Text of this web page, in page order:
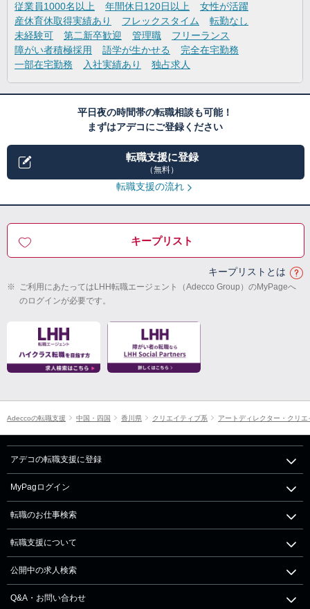
従業員1000名以上
年間休日120日以上
女性が活躍
産休育休取得実績あり
フレックスタイム
転勤なし
未経験可
第二新卒歓迎 管理職
フリーランス
障がい者積極採用
語学が生かせる
完全在宅勤務
一部在宅勤務
入社実績あり 独占求人
平日夜の時間帯の転職相談も可能！
まずはアデコにご登録ください
転職支援に登録
（無料）
転職支援の流れ
キープリスト
キープリストとは
※ ご利用にあたってはLHH転職エージェント（Adecco Group）のMyPageへ
のログインが必要です。
Adeccoの転職支援 中国・四国 香川県 クリエイティブ系 アートディレクター・クリ
アデコの転職支援に登録
MyPagログイン
転職のお仕事検索
転職支援について
公開中の求人検索
Q&A・お問い合わせ